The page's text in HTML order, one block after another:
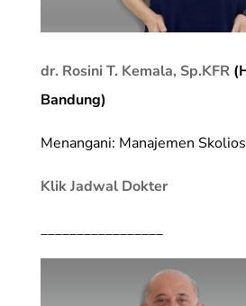
dr. Rosini T. Kemala, Sp.KFR
Bandung)
Menangani: Manajemen
Klik Jadwal Dokter
_________________